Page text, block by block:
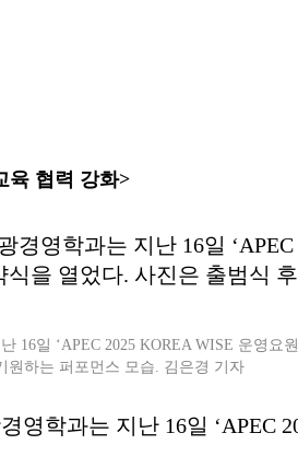
육 협력 강화>
16일 ‘APEC 2025 KOREA WISE 운영요
원하는 퍼포먼스 모습. 김은경 기자
영학과는 지난 16일 ‘APEC